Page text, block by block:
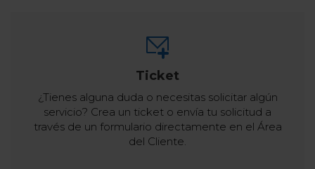
Ticket
¿Tienes alguna duda o necesitas solicitar algún
servicio? Crea un ticket o envía tu solicitud a
través de un formulario directamente en el Área
del Cliente.